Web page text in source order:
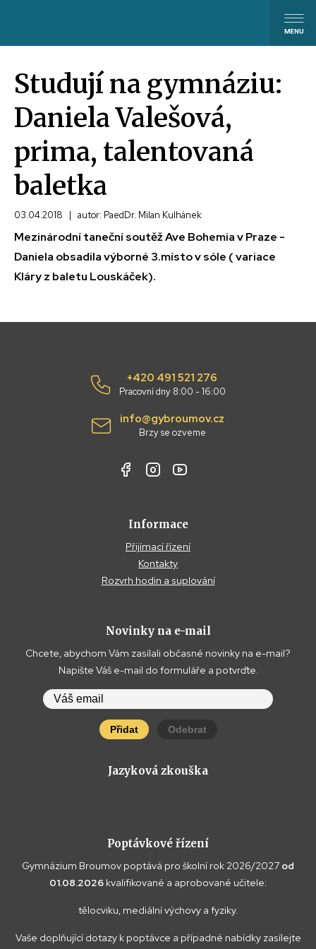
Studují na gymnáziu:
Daniela Valešová,
prima, talentovaná
baletka
03.04.2018 | autor: PaedDr. Milan Kulhánek
Mezinárodní taneční soutěž Ave Bohemia v Praze -
Daniela obsadila výborné 3.místo v sóle ( variace
Kláry z baletu Louskáček).
+420 491 521 276
Pracovní dny 8:00 - 16:00
info@gybroumov.cz
Brzy se ozveme
Informace
Přijímací řízení
Kontakty
Rozvrh hodin a suplování
Novinky na e-mail
Chcete, abychom Vám zasílali občasné novinky na e-mail?
Napište Váš e-mail do formuláře a potvrďte.
Přidat Odebrat
Jazyková zkouška
Poptávkové řízení
Gymnázium Broumov poptává pro školní rok 2026/2027 od
01.08.2026 kvalifikované a aprobované učitele:
tělocviku, mediální výchovy a fyziky.
Vaše doplňující dotazy k poptávce a případné nabídky zasílejte